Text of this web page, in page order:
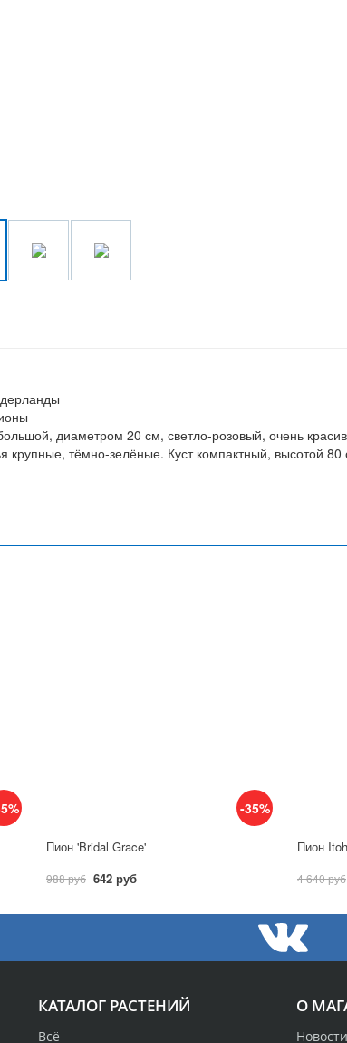
диаметром 20 см, светло-розовый, очень
крупные, тёмно-зелёные. Куст компактный, высотой
-35%
Пион 'Bridal Grace'
988 руб 642 руб
Пион
4 640 руб
О
Новости
КАТАЛОГ РАСТЕНИЙ
Всё